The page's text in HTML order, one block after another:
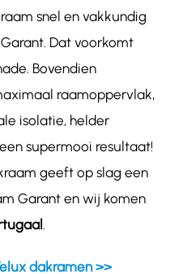
snel en vakkundig
Dat voorkomt
Bovendien
raamoppervlak,
isolatie, helder
supermooi resultaat!
geeft op slag een
Garant en wij komen
.
dakramen >>